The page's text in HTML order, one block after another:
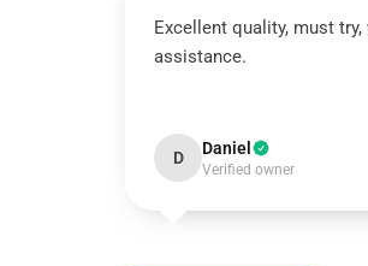
Excellent quality, must
assistance.
D Daniel
Verified owner